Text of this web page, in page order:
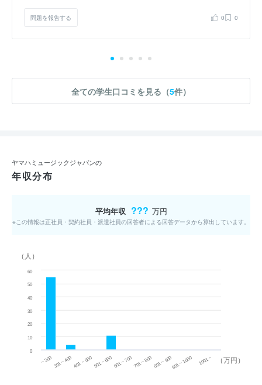
問題を報告する 0 0
全ての学生口コミを見る（5件）
ヤマハミュージックジャパンの
年収分布
平均年収 ??? 万円
※この情報は正社員・契約社員・派遣社員の回答者による回答データから算出しています。
（万円）
（人）
~ 300 301 ~ 400 401 ~ 500501 ~ 600601 ~ 700701 ~ 800801 ~ 900901 ~ 1000 1001 ~
0
10
20
30
40
50
60